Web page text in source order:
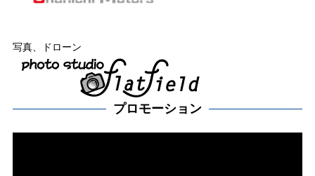
写真、ドローン
プロモーション